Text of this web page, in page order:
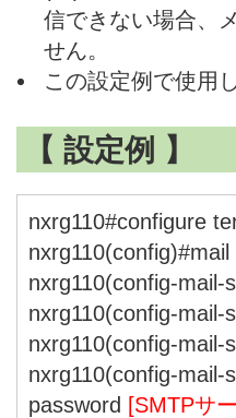
信できない場合、
せん。
この設定例で使用
【 設定例 】
nxrg110#configure
nxrg110(config-
nxrg110(config-
nxrg110(config-
nxrg110(config-mail-
password [SMTPサ